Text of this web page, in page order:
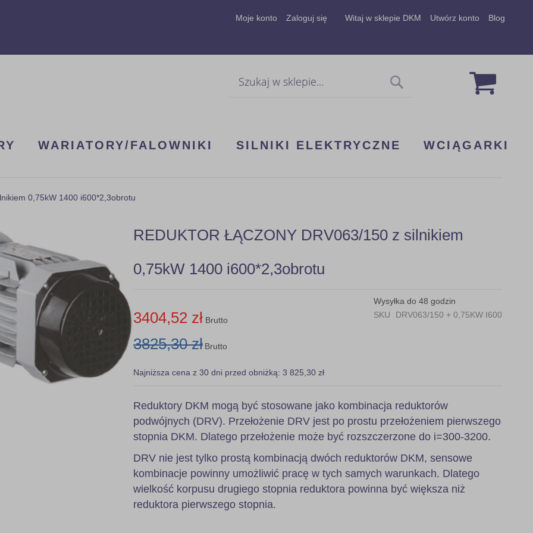
Moje konto Zaloguj się Witaj w sklepie DKM Utwórz konto Blog
Mój
WARIATORY/FALOWNIKI SILNIKI ELEKTRYCZNE WCIĄGARKI
0,75kW 1400 i600*2,3obrotu
REDUKTOR ŁĄCZONY DRV063/150 z silnikiem
0,75kW 1400 i600*2,3obrotu
Wysyłka do 48 godzin
SKU
DRV063/150 + 0,75KW I600
3404,52 zł Brutto
3825,30 zł Brutto
Najniższa cena z 30 dni przed obniżką: 3 825,30 zł
Reduktory DKM mogą być stosowane jako kombinacja reduktorów
podwójnych (DRV). Przełożenie DRV jest po prostu przełożeniem pierwszego
stopnia DKM. Dlatego przełożenie może być rozszczerzone do i=300-3200.
DRV nie jest tylko prostą kombinacją dwóch reduktorów DKM, sensowe
kombinacje powinny umożliwić pracę w tych samych warunkach. Dlatego
wielkość korpusu drugiego stopnia reduktora powinna być większa niż
reduktora pierwszego stopnia.